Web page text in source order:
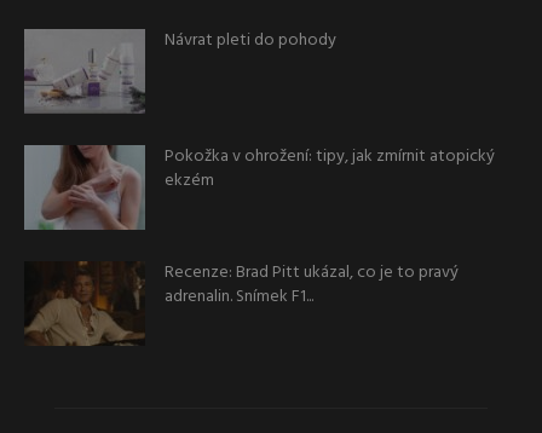
Návrat pleti do pohody
Pokožka v ohrožení: tipy, jak zmírnit atopický
ekzém
Recenze: Brad Pitt ukázal, co je to pravý
adrenalin. Snímek F1...